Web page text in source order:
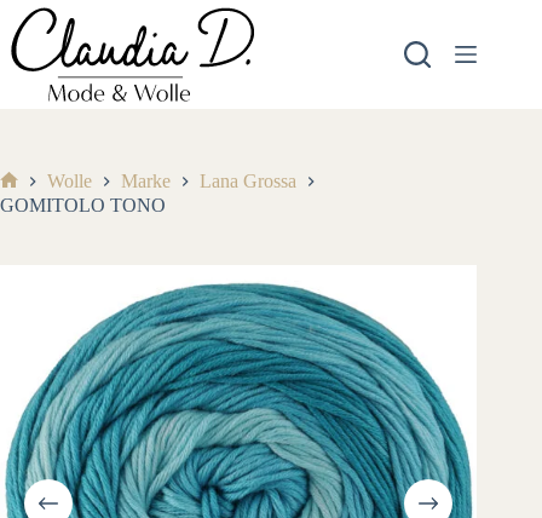
Zum
Inhalt
springen
Start
Wolle Marke
Lana Grossa
GOMITOLO TONO